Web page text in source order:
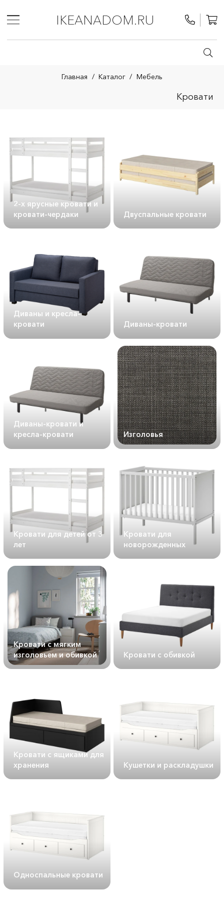
IKEANADOM.RU
Главная / Каталог / Мебель
Кровати
2-х ярусные кровати и
кровати-чердаки
Двуспальные кровати
Диваны и кресла-
кровати
Диваны-кровати
Диваны-кровати и
кресла-кровати
Изголовья
Кровати для детей от 3
лет
Кровати для
новорожденных
Кровати с мягким
изголовьем и обивкой
Кровати с обивкой
Кровати с ящиками для
хранения
Кушетки и раскладушки
Односпальные кровати